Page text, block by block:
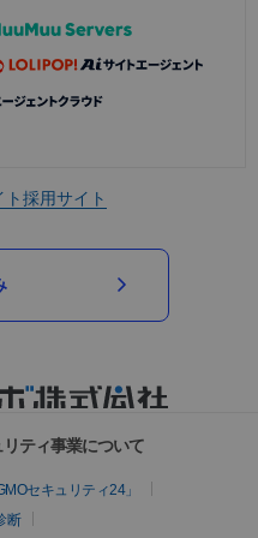
採用サイト
ティ事業について
セキュリティ24」
断